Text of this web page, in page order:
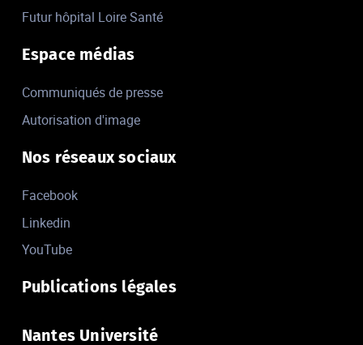
Futur hôpital Loire Santé
Espace médias
Communiqués de presse
Autorisation d'image
Nos réseaux sociaux
Facebook
Linkedin
YouTube
Publications légales
Nantes Université